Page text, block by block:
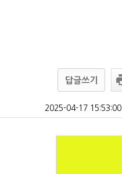
답글쓰기
2025-04-17 15:53:00